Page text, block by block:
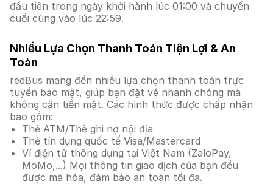
đầu tiên trong ngày khởi hành lúc 01:00 và chuyến
cuối cùng vào lúc 22:59.
Nhiều Lựa Chọn Thanh Toán Tiện Lợi & An
Toàn
redBus mang đến nhiều lựa chọn thanh toán trực
tuyến bảo mật, giúp bạn đặt vé nhanh chóng mà
không cần tiền mặt. Các hình thức được chấp nhận
bao gồm:
Thẻ ATM/Thẻ ghi nợ nội địa
Thẻ tín dụng quốc tế Visa/Mastercard
Ví điện tử thông dụng tại Việt Nam (ZaloPay,
MoMo,...) Mọi thông tin giao dịch của bạn đều
được mã hóa, đảm bảo an toàn tối đa.